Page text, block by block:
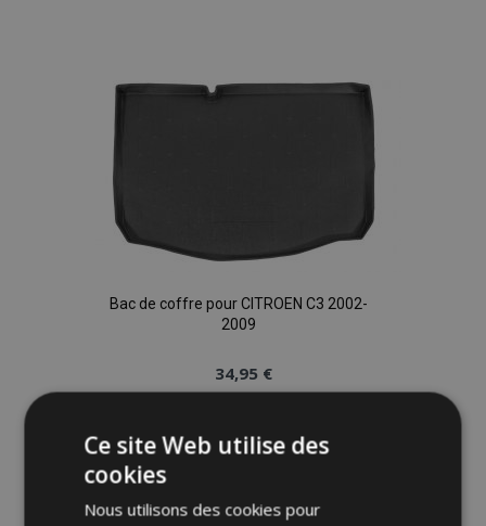
liste
d'achats
Bac de coffre pour CITROEN C3 2002-
2009
34,95 €
Ajouter Au Panier
Ce site Web utilise des
cookies
Nous utilisons des cookies pour